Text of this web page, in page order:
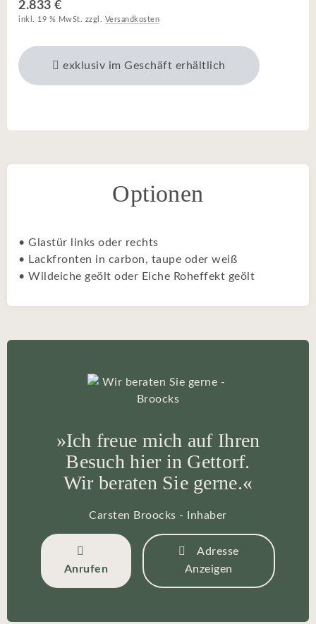
2.833 €
inkl. 19 % MwSt. zzgl. Versandkosten
exklusiv im Geschäft erhältlich
Optionen
• Glastür links oder rechts
• Lackfronten in carbon, taupe oder weiß
• Wildeiche geölt oder Eiche Roheffekt geölt
»Ich freue mich auf Ihren
Besuch hier in Gettorf.
Wir beraten Sie gerne.«
Carsten Broocks - Inhaber
Anrufen
Adresse
Anzeigen